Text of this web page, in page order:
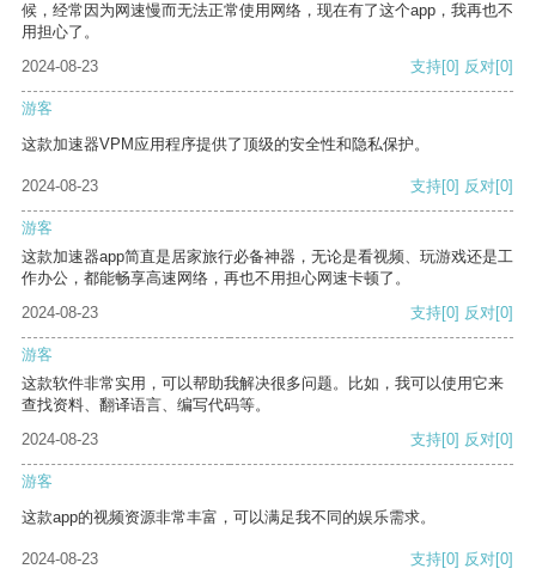
候，经常因为网速慢而无法正常使用网络，现在有了这个app，我再也不
用担心了。
2024-08-23
支持[0] 反对[0]
游客
这款加速器VPM应用程序提供了顶级的安全性和隐私保护。
2024-08-23 支持[0] 反对[0]
游客
这款加速器app简直是居家旅行必备神器，无论是看视频、玩游戏还是工
作办公，都能畅享高速网络，再也不用担心网速卡顿了。
2024-08-23
支持[0] 反对[0]
游客
这款软件非常实用，可以帮助我解决很多问题。比如，我可以使用它来
查找资料、翻译语言、编写代码等。
2024-08-23
支持[0] 反对[0]
游客
这款app的视频资源非常丰富，可以满足我不同的娱乐需求。
2024-08-23 支持[0] 反对[0]